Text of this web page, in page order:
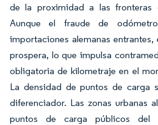
de la proximidad a las fronteras
Aunque el fraude de
importaciones alemanas
prospera, lo que impulsa
obligatoria de kilometraje en el
La densidad de puntos de carga
diferenciador. Las zonas urbanas
puntos de carga públicos del